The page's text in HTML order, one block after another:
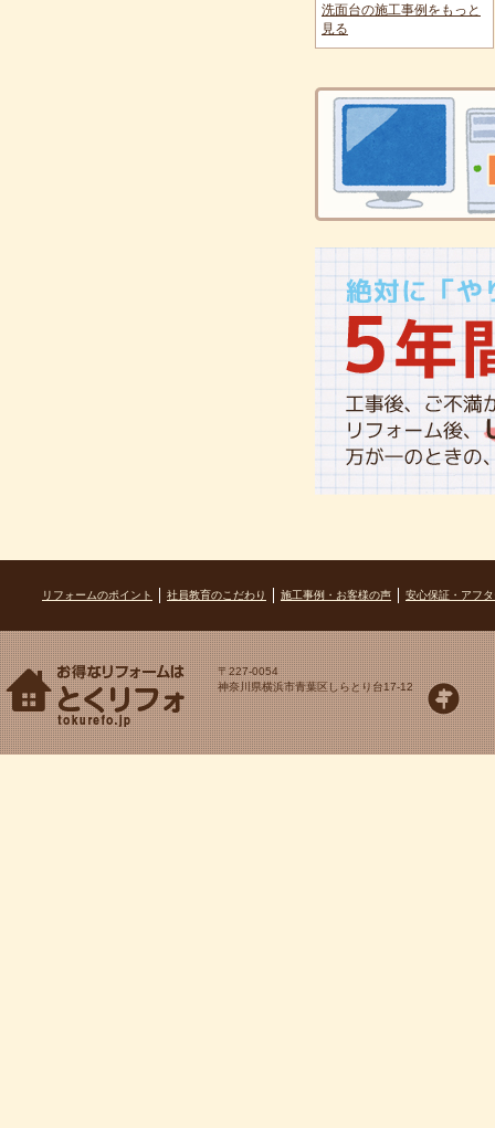
洗面台の施工事例をもっと
見る
リフォームのポイント 社員教育のこだわり 施工事例・お客様の声 安心保証・アフ
〒227-0054
神奈川県横浜市青葉区しらとり台17-12